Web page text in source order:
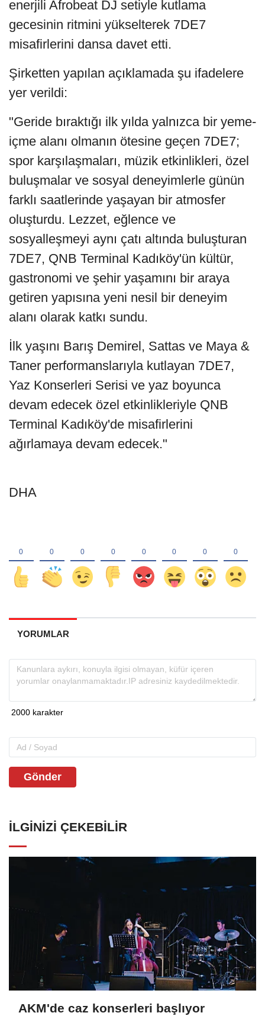
enerjili Afrobeat DJ setiyle kutlama
gecesinin ritmini yükselterek 7DE7
misafirlerini dansa davet etti.
Şirketten yapılan açıklamada şu ifadelere
yer verildi:
"Geride bıraktığı ilk yılda yalnızca bir yeme-
içme alanı olmanın ötesine geçen 7DE7;
spor karşılaşmaları, müzik etkinlikleri, özel
buluşmalar ve sosyal deneyimlerle günün
farklı saatlerinde yaşayan bir atmosfer
oluşturdu. Lezzet, eğlence ve
sosyalleşmeyi aynı çatı altında buluşturan
7DE7, QNB Terminal Kadıköy'ün kültür,
gastronomi ve şehir yaşamını bir araya
getiren yapısına yeni nesil bir deneyim
alanı olarak katkı sundu.
İlk yaşını Barış Demirel, Sattas ve Maya &
Taner performanslarıyla kutlayan 7DE7,
Yaz Konserleri Serisi ve yaz boyunca
devam edecek özel etkinlikleriyle QNB
Terminal Kadıköy'de misafirlerini
ağırlamaya devam edecek."
DHA
YORUMLAR
Gönder
İLGINIZI ÇEKEBILIR
AKM'de caz konserleri başlıyor